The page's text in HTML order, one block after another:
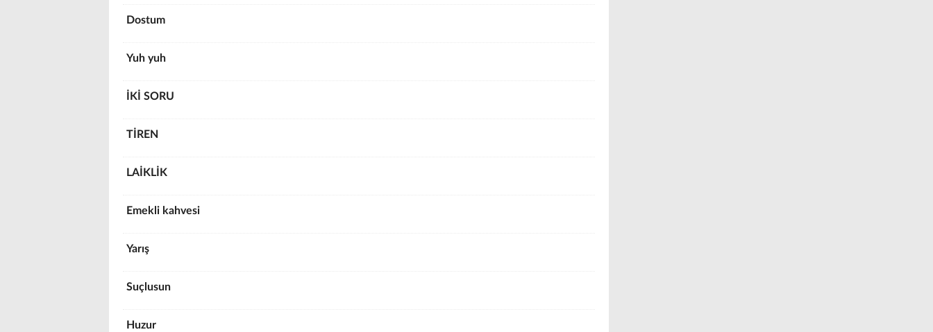
Dostum
Yuh yuh
İKİ SORU
TİREN
LAİKLİK
Emekli kahvesi
Yarış
Suçlusun
Huzur